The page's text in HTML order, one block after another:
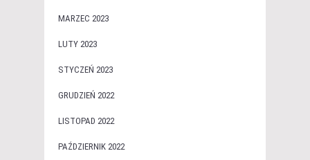
MARZEC 2023
LUTY 2023
STYCZEŃ 2023
GRUDZIEŃ 2022
LISTOPAD 2022
PAŹDZIERNIK 2022